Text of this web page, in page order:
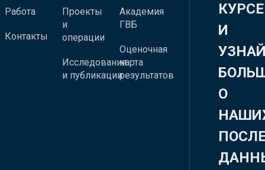
Работа
Контакты
Проекты
и
операции
Исследования
и публикации
Академия
ГВБ
Оценочная
карта
результатов
КУРСЕ
И
О